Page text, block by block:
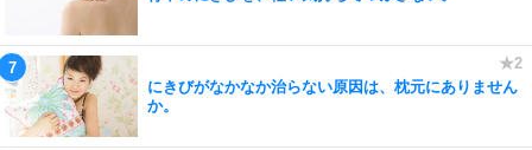
にきびがなかなか治らない原因は、枕元にありません
か。